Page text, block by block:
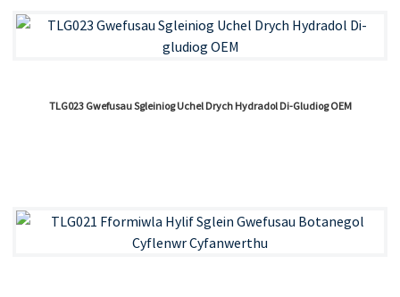
TLG023 Gwefusau Sgleiniog Uchel Drych Hydradol Di-Gludiog OEM